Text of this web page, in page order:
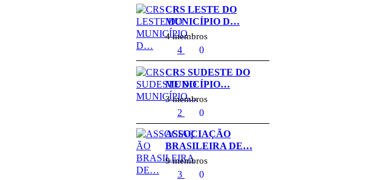
CRS LESTE DO
MUNICÍPIO D…
4 membros
4 0
CRS SUDESTE DO
MUNICÍPIO…
3 membros
2 0
ASSOCIAÇÃO
BRASILEIRA DE…
9 membros
3 0